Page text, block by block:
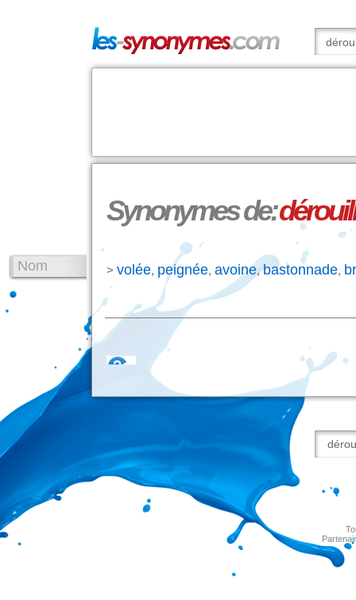
Synonymes de:
Nom > volée, peignée, avoine,bastonnade,